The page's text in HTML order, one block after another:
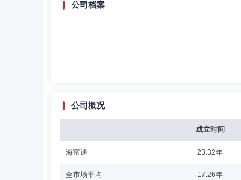
公司档案
公司概况
成立时间
海富通 23.32年
全市场平均 17.26年